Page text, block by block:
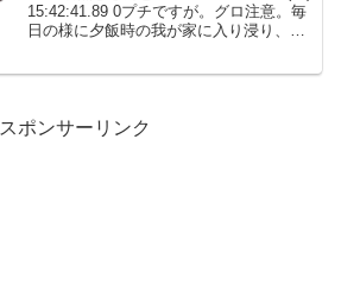
15:42:41.89 0プチですが。グロ注意。毎
日の様に夕飯時の我が家に入り浸り、仕
スポンサーリンク